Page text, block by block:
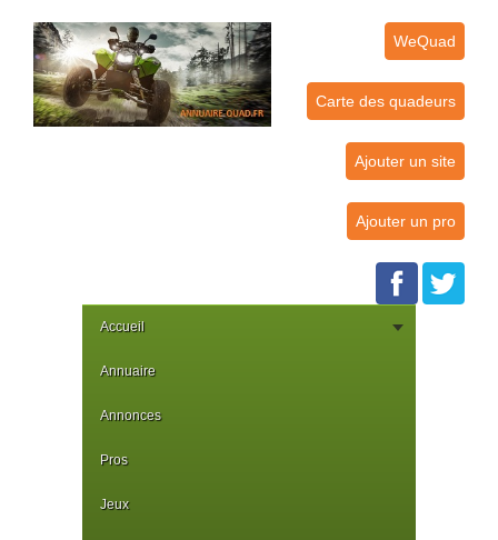
WeQuad
Carte des quadeurs
Ajouter un site
Ajouter un pro
Accueil
Annuaire
Annonces
Pros
Jeux